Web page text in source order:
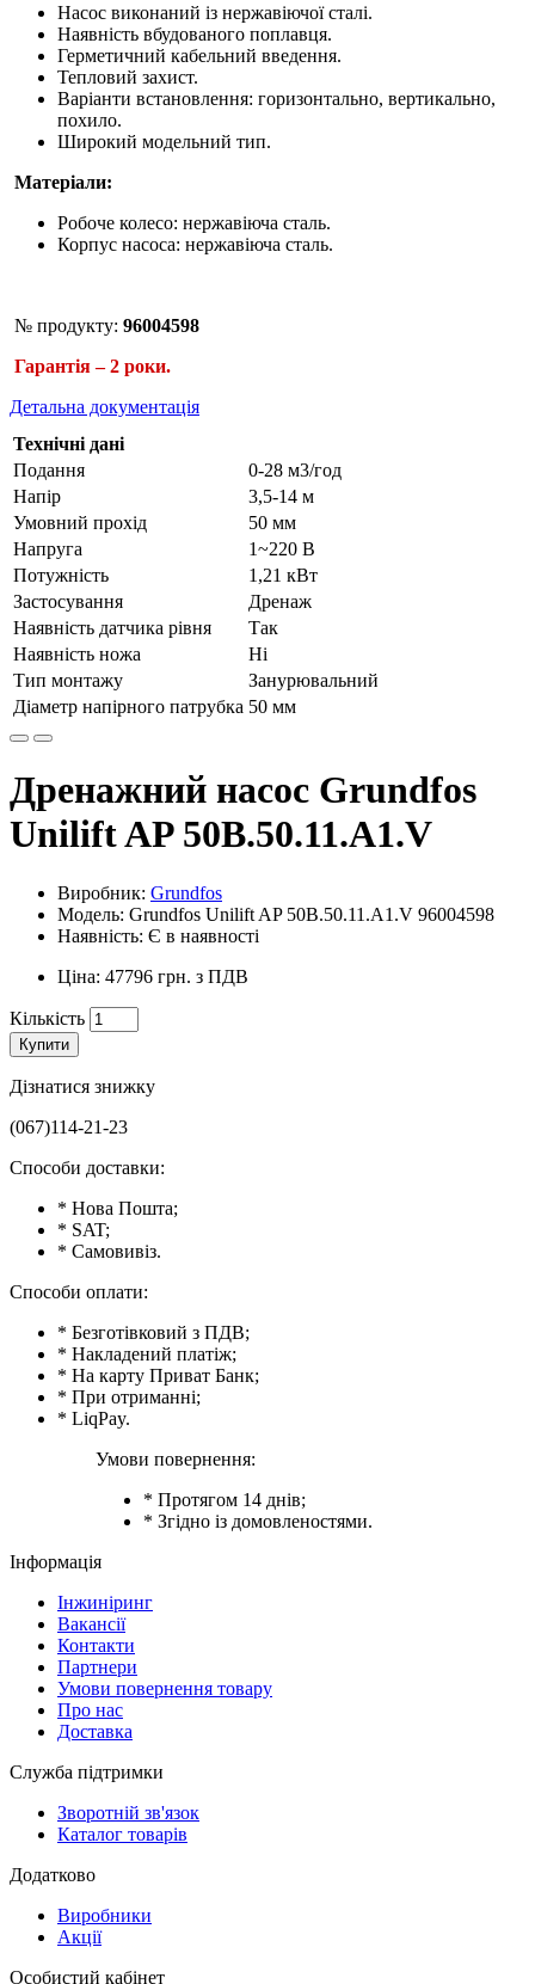
Насос виконаний із нержавіючої сталі.
Наявність вбудованого поплавця.
Герметичний кабельний введення.
Тепловий захист.
Варіанти встановлення: горизонтально, вертикально,
похило.
Широкий модельний тип.
Матеріали:
Робоче колесо: нержавіюча сталь.
Корпус насоса: нержавіюча сталь.
№ продукту: 96004598
Гарантія – 2 роки.
Детальна документація
Технічні дані
Подання
0-28 м3/год
Напір
3,5-14 м
Умовний прохід
50 мм
Напруга
1~220 В
Потужність
1,21 кВт
Застосування
Дренаж
Наявність датчика рівня
Так
Наявність ножа
Ні
Тип монтажу
Занурювальний
Діаметр напірного патрубка 50 мм
Дренажний насос Grundfos
Unilift AP 50B.50.11.A1.V
Виробник: Grundfos
Модель: Grundfos Unilift AP 50B.50.11.A1.V 96004598
Наявність: Є в наявності
Ціна: 47796 грн. з ПДВ
Кількість
Купити
Дізнатися знижку
(067)114-21-23
Способи доставки:
* Нова Пошта;
* SAT;
* Самовивіз.
Способи оплати:
* Безготівковий з ПДВ;
* Накладений платіж;
* На карту Приват Банк;
* При отриманні;
* LiqPay.
Умови повернення:
* Протягом 14 днів;
* Згідно із домовленостями.
Інформація
Інжиніринг
Вакансії
Контакти
Партнери
Умови повернення товару
Про нас
Доставка
Служба підтримки
Зворотній зв'язок
Каталог товарів
Додатково
Виробники
Акції
Особистий кабінет